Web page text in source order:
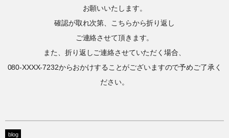
お願いいたします。
確認が取れ次第、こちらから折り返し
ご連絡させて頂きます。
また、折り返しご連絡させていただく場合、
080-XXXX-7232からおかけすることがございますので予めご了承く
ださい。
blog